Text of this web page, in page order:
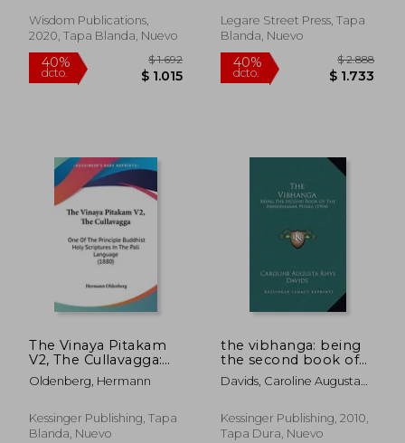
Wisdom Publications,
2020, Tapa Blanda, Nuevo
$ 1.015
Legare Street Press, Tapa
Blanda, Nuevo
40%
dcto.
The Vinaya Pitakam
V2, The Cullavagga:
One Of The Principle
Buddhist Holy
Language (1880)
Oldenberg, Hermann
Kessinger Publishing, Tapa
Blanda, Nuevo
the vibhanga: being
the second book of
the abhidhamma
pitaka (1904) (en
Davids, Caroline Augusta
Kessinger Publishing, 2010,
Tapa Dura, Nuevo